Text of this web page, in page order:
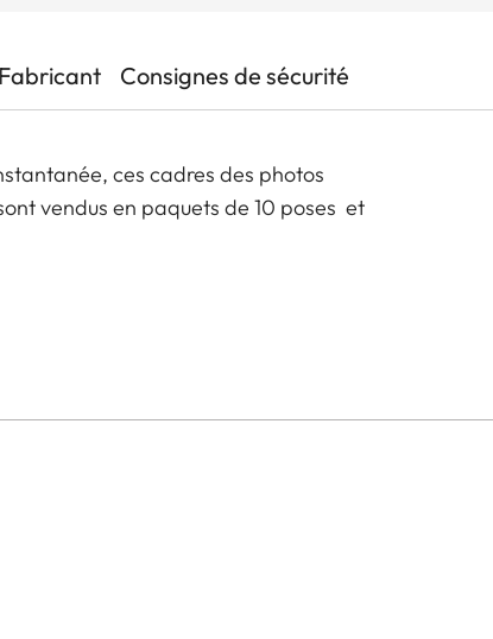
Consignes de sécurité
ces cadres des photos
vendus en paquets de 10 poses et